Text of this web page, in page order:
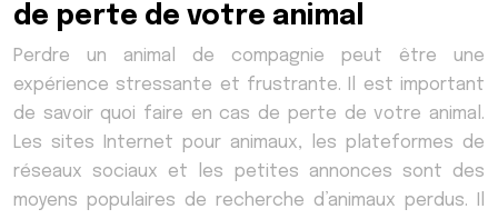
de perte de votre animal
Perdre un animal de compagnie peut être une
expérience stressante et frustrante. Il est important
de savoir quoi faire en cas de perte de votre animal.
Les sites Internet pour animaux, les plateformes de
réseaux sociaux et les petites annonces sont des
moyens populaires de recherche d’animaux perdus. Il